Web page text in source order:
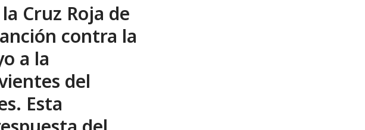
Cruz Roja de
contra la
a la
del
Esta